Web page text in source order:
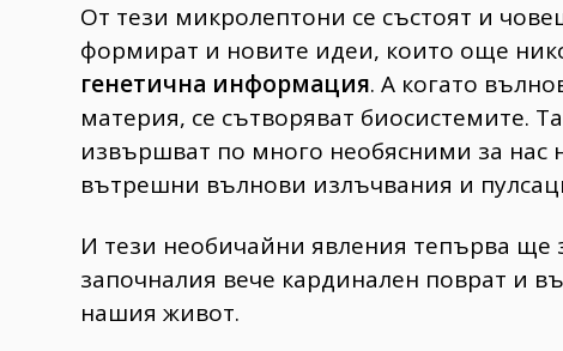
От тези микролептони се състоят и
формират и новите идеи, които още
генетична информация. А когато
материя, се сътворяват биосистемите.
извършват по много необясними за
вътрешни вълнови излъчвания и
И тези необичайни явления тепърва ще
започналия вече кардинален поврат и
нашия живот.